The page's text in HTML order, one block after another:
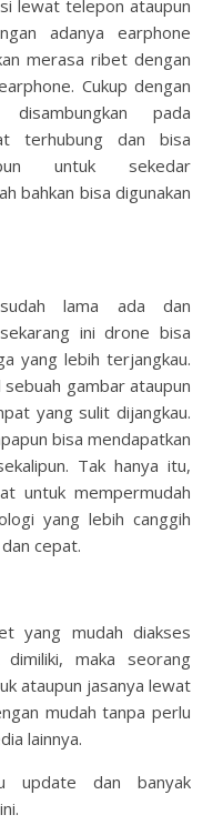
lewat telepon ataupun
adanya earphone
merasa ribet dengan
Cukup dengan
pada
terhubung dan bisa
untuk sekedar
bahkan bisa digunakan
lama ada dan
ini drone bisa
yang lebih terjangkau.
gambar ataupun
yang sulit dijangkau.
bisa mendapatkan
Tak hanya itu,
untuk mempermudah
yang lebih canggih
cepat.
yang mudah diakses
maka seorang
ataupun jasanya lewat
mudah tanpa perlu
lainnya.
update dan banyak